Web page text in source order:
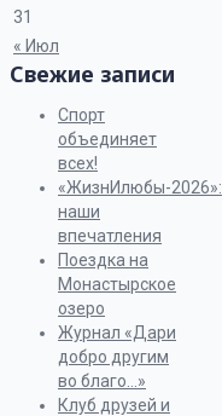
« Июл
31
Свежие записи
Спорт
объединяет
всех!
«ЖизнИлюбы-2026»:
наши
впечатления
Поездка на
Монастырское
озеро
Журнал «Дари
добро другим
во благо…»
Клуб друзей и